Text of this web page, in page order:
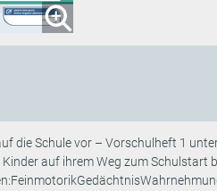
die Schule vor – Vorschulheft 1
Kinder auf ihrem Weg zum Schulstart